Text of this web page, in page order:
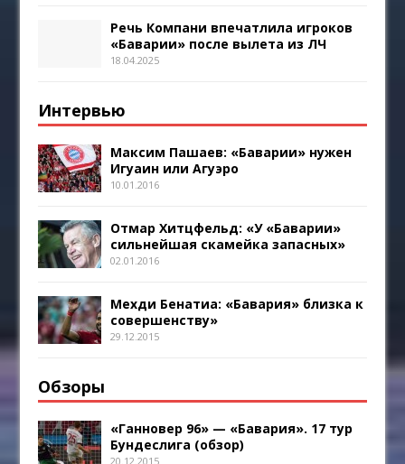
Речь Компани впечатлила игроков
«Баварии» после вылета из ЛЧ
18.04.2025
Интервью
Максим Пашаев: «Баварии» нужен
Игуаин или Агуэро
10.01.2016
Отмар Хитцфельд: «У «Баварии»
сильнейшая скамейка запасных»
02.01.2016
Мехди Бенатиа: «Бавария» близка к
совершенству»
29.12.2015
Обзоры
«Ганновер 96» — «Бавария». 17 тур
Бундеслига (обзор)
20.12.2015